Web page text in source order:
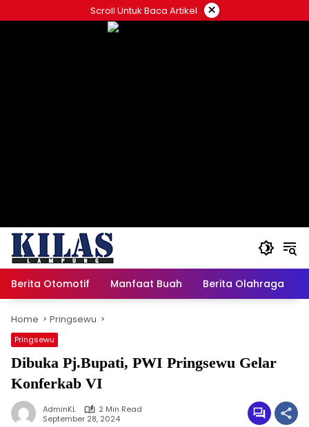
to
Scroll Untuk Baca Artikel ×
Berita Otomotif Manfaat Buah Berita Olahraga
Home Pringsewu
Pringsewu
Dibuka Pj.Bupati, PWI Pringsewu Gelar
Konferkab VI
AdminKL
2 Min Read
September 28, 2024